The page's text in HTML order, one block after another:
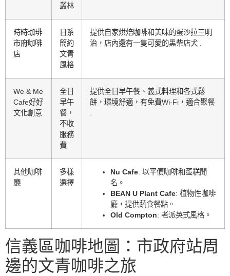
叢林
時時珈琲
市府咖啡
店
日系
簡約
文青
風格
提供自家烘焙咖啡和美味的蛋沙拉三明
治，店內還有一隻可愛的黑柴店犬 .
We & Me
Cafe好好
文化創意
全日
早午
餐，
不收
服務
費
提供全日早午餐、義式料理和各式鬆
餅，環境舒適，有免費Wi-Fi，適合聚餐
.
其他咖啡
廳
多樣
選擇
Nu Cafe: 以平價咖啡和蛋糕聞
名。
BEAN U Plant Cafe: 植物性咖啡
廳，提供蔬食餐點。
Old Compton: 老派英式風格。
信義區咖啡地圖：市政府站周
邊的文青咖啡之旅